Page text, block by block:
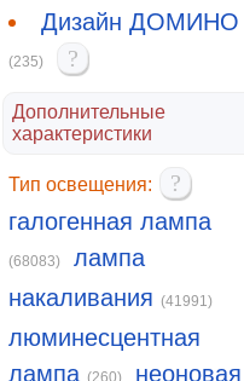
Дизайн ДОМИНО
(235) ?
Дополнительные
характеристики
Тип освещения:
?
галогенная лампа
(68083)
лампа
накаливания (41991)
люминесцентная
лампа (260)
неоновая